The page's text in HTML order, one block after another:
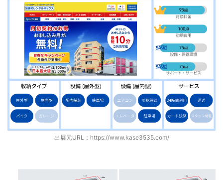
出展元URL： https://www.kase3535.com/